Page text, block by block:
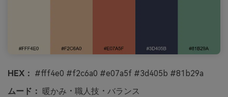
HEX： #fff4e0 #f2c6a0 #e07a5f #3d405b #81b29a
ムード： 暖かみ・職人技・バランス